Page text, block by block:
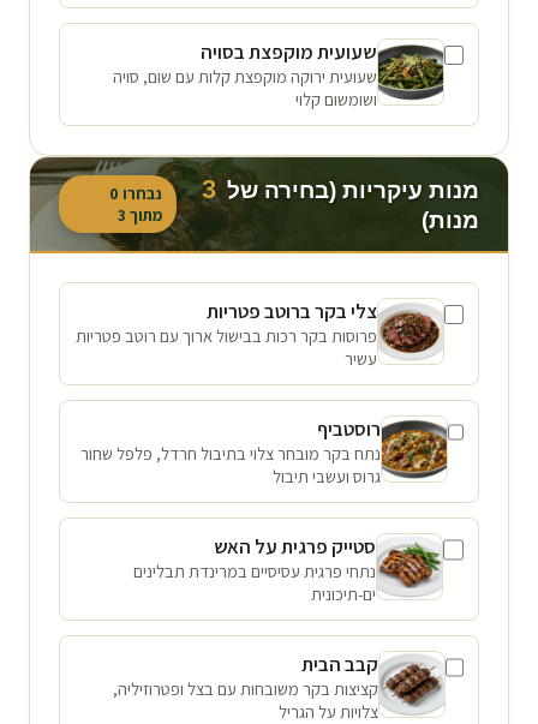
שעועית מוקפצת בסויה
שעועית ירוקה מוקפצת קלות עם שום, סויה
ושומשום קלוי
מנות עיקריות (בחירה של 3
מנות)
נבחרו 0
מתוך 3
צלי בקר ברוטב פטריות
פרוסות בקר רכות בבישול ארוך עם רוטב פטריות
עשיר
רוסטביף
נתח בקר מובחר צלוי בתיבול חרדל, פלפל שחור
גרוס ועשבי תיבול
סטייק פרגית על האש
נתחי פרגית עסיסיים במרינדת תבלינים
ים-תיכונית
קבב הבית
קציצות בקר משובחות עם בצל ופטרוזיליה,
צלויות על הגריל